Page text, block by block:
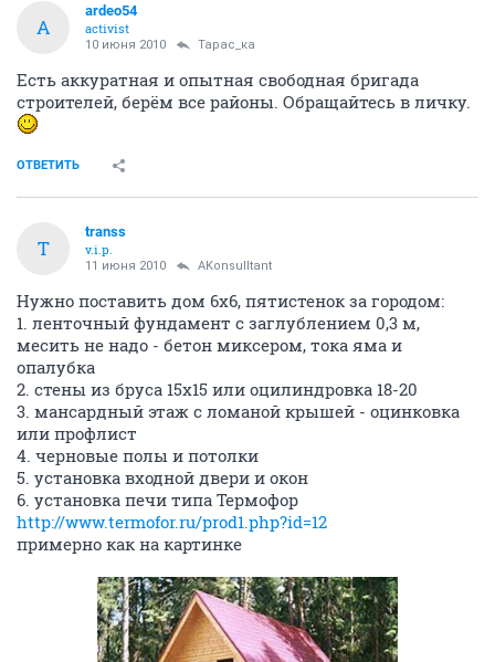
A
ardeo54
activist
10 июня 2010 Тарас_ка
Есть аккуратная и опытная свободная бригада
строителей, берём все районы. Обращайтесь в личку.
ОТВЕТИТЬ
T
transs
v.i.p.
11 июня 2010 AKonsulltant
Нужно поставить дом 6х6, пятистенок за городом:
1. ленточный фундамент с заглублением 0,3 м,
месить не надо - бетон миксером, тока яма и
опалубка
2. стены из бруса 15х15 или оцилиндровка 18-20
3. мансардный этаж с ломаной крышей - оцинковка
или профлист
4. черновые полы и потолки
5. установка входной двери и окон
6. установка печи типа Термофор
http://www.termofor.ru/prod1.php?id=12
примерно как на картинке